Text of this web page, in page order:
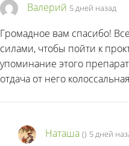
Валерий 5 дней назад
Громадное вам спасибо!
силами, чтобы пойти к
упоминание этого
отдача от него
Наташа () 5 дней